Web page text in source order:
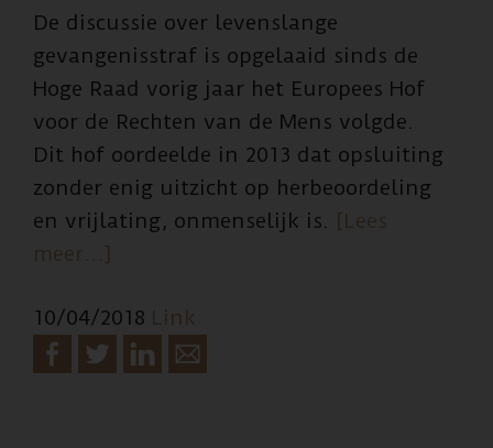
De discussie over levenslange
gevangenisstraf is opgelaaid sinds de
Hoge Raad vorig jaar het Europees Hof
voor de Rechten van de Mens volgde.
Dit hof oordeelde in 2013 dat opsluiting
zonder enig uitzicht op herbeoordeling
en vrijlating, onmenselijk is. [Lees
meer…]
moeten
de
10/04/2018 Link